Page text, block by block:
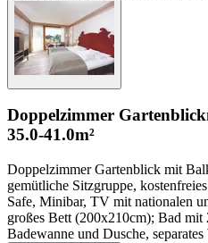
Doppelzimmer Gartenblick
35.0-41.0m²
Doppelzimmer Gartenblick mit
gemütliche Sitzgruppe,
Safe, Minibar, TV mit nationalen
großes Bett (200x210cm); Bad mit
Badewanne und Dusche,